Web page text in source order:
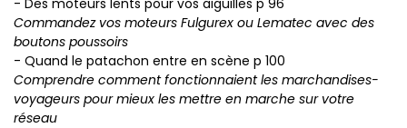
Commandez vos moteurs Fulgurex ou Lematec avec des
boutons poussoirs
- Quand le patachon entre en scène p 100
Comprendre comment fonctionnaient les marchandises-
voyageurs pour mieux les mettre en marche sur votre
réseau